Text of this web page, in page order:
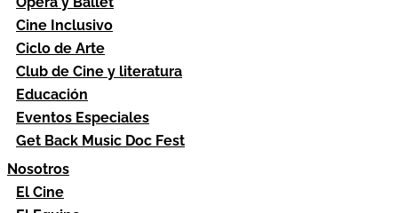
Cine Inclusivo
Ciclo de Arte
Club de Cine y literatura
Educación
Eventos Especiales
Get Back Music Doc Fest
Nosotros
El Cine